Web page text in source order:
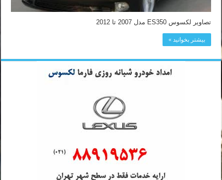
تصاویر لکسوس ES350 مدل 2007 تا 2012
بیشتر بخوانید »